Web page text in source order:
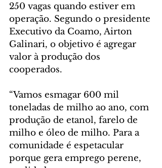
250 vagas quando estiver em
operação. Segundo o presidente
Executivo da Coamo, Airton
Galinari, o objetivo é agregar
valor à produção dos
cooperados.
“Vamos esmagar 600 mil
toneladas de milho ao ano, com
produção de etanol, farelo de
milho e óleo de milho. Para a
comunidade é espetacular
porque gera emprego perene,